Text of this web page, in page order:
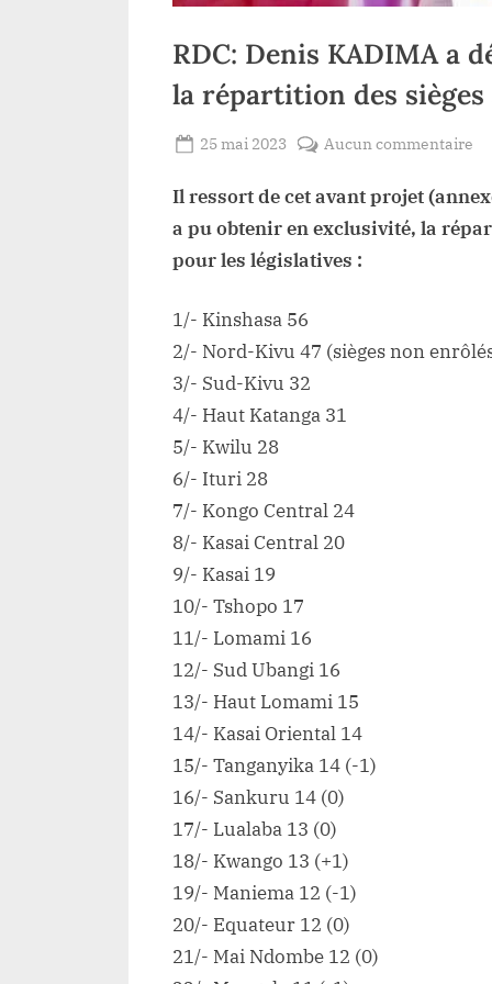
RDC: Denis KADIMA a
la répartition des
Posted
25 mai 2023
Lacloche
Aucun commentaire
de
Il ressort de cet avant projet
a pu obtenir en exclusivité, la
pour les législatives :
1/- Kinshasa 56
2/- Nord-Kivu 47 (sièges non
3/- Sud-Kivu 32
4/- Haut Katanga 31
5/- Kwilu 28
6/- Ituri 28
7/- Kongo Central 24
8/- Kasai Central 20
9/- Kasai 19
10/- Tshopo 17
11/- Lomami 16
12/- Sud Ubangi 16
13/- Haut Lomami 15
14/- Kasai Oriental 14
15/- Tanganyika 14 (-1)
16/- Sankuru 14 (0)
17/- Lualaba 13 (0)
18/- Kwango 13 (+1)
19/- Maniema 12 (-1)
20/- Equateur 12 (0)
21/- Mai Ndombe 12 (0)